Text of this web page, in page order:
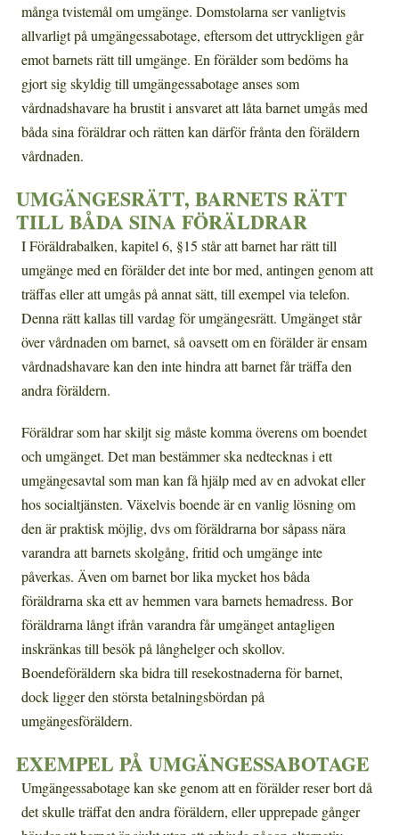
många tvistemål om umgänge. Domstolarna ser vanligtvis
allvarligt på umgängessabotage, eftersom det uttryckligen går
emot barnets rätt till umgänge. En förälder som bedöms ha
gjort sig skyldig till umgängessabotage anses som
vårdnadshavare ha brustit i ansvaret att låta barnet umgås med
båda sina föräldrar och rätten kan därför frånta den föräldern
vårdnaden.
UMGÄNGESRÄTT, BARNETS RÄTT
TILL BÅDA SINA FÖRÄLDRAR
I Föräldrabalken, kapitel 6, §15 står att barnet har rätt till
umgänge med en förälder det inte bor med, antingen genom att
träffas eller att umgås på annat sätt, till exempel via telefon.
Denna rätt kallas till vardag för umgängesrätt. Umgänget står
över vårdnaden om barnet, så oavsett om en förälder är ensam
vårdnadshavare kan den inte hindra att barnet får träffa den
andra föräldern.
Föräldrar som har skiljt sig måste komma överens om boendet
och umgänget. Det man bestämmer ska nedtecknas i ett
umgängesavtal som man kan få hjälp med av en advokat eller
hos socialtjänsten. Växelvis boende är en vanlig lösning om
den är praktisk möjlig, dvs om föräldrarna bor såpass nära
varandra att barnets skolgång, fritid och umgänge inte
påverkas. Även om barnet bor lika mycket hos båda
föräldrarna ska ett av hemmen vara barnets hemadress. Bor
föräldrarna långt ifrån varandra får umgänget antagligen
inskränkas till besök på långhelger och skollov.
Boendeföräldern ska bidra till resekostnaderna för barnet,
dock ligger den största betalningsbördan på
umgängesföräldern.
EXEMPEL PÅ UMGÄNGESSABOTAGE
Umgängessabotage kan ske genom att en förälder reser bort då
det skulle träffat den andra föräldern, eller upprepade gånger